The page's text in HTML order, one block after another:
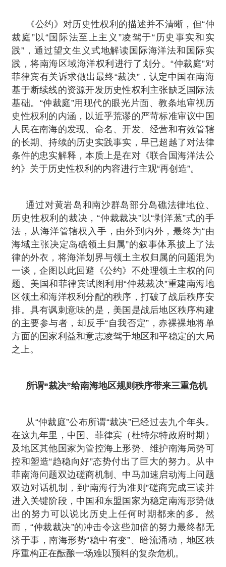
《公约》对历史性权利的描述并不清晰，但“仲
裁庭”以“国际法至上主义”凌驾于“历史事实和实
践”，通过望文生义式地解读国际海洋法和国际实
践，将南海区域海洋权利进行了划分。“仲裁庭”对
菲律宾有关诉求做出最终“裁决”，认定中国在南海
基于断续线的资源开发历史性权利主张缺乏国际法
基础。“仲裁庭”用现代的眼光片面、教条地审视历
史性权利的内涵，以近乎荒谬的严苛标准审议中国
人民在南海的发现、命名、开发、经营和有效管辖
的长期、持续的历史实践事实，早已超越了对法律
条件的忠实解释，本质上是在对《联合国海洋法公
约》关于历史性权利的内容进行主观“再创造”。
通过对黄岩岛和南沙群岛部分岛礁法律地位、
历史性权利的裁决，“仲裁裁决”以“剥洋葱”式的手
法，从海洋管辖权入手，由外到内外，最终为“由
海域主张决定岛礁领土归属”的叙事体系披上了法
律的外衣，将海洋划界与领土主权归属的问题混为
一谈，企图以此回避《公约》不处理领土主权的问
题。美国和菲律宾试图利用“仲裁裁决”重建南海地
区领土和海洋权利分配的秩序，打破了战后秩序安
排。具有讽刺意味的是，美国是战后地区秩序构建
的主要参与者，却反手“自我否定”，赤裸裸地将单
方面的国家利益和意志凌驾于地区和平稳定的大局
之上。
所谓“裁决”给南海地区规则秩序带来三重危机
从“仲裁庭”公布所谓“裁决”已经过去九个年头。
在这九年里，中国、菲律宾（杜特尔特政府时期）
及地区其他国家为管控海上形势、维护南海局势可
控和塑造“趋稳向好”态势付出了巨大的努力。从中
菲南海问题双边磋商机制、中马加速启动海上问题
双边对话机制，到“南海行为准则”磋商完成三读并
进入关键阶段，中国和东盟国家为稳定南海形势做
出的努力可以说比历史上任何时期都来的多。然
而，“仲裁裁决”的冲击令这些加倍的努力最终都无
济于事，南海形势“稳中有变”、暗流涌动，地区秩
序重构正在酝酿一场难以预料的复杂危机。